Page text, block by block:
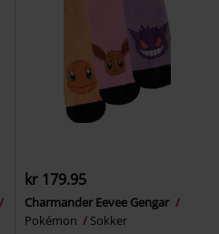
kr 179.95
Charmander Eevee Gengar
Pokémon
Sokker